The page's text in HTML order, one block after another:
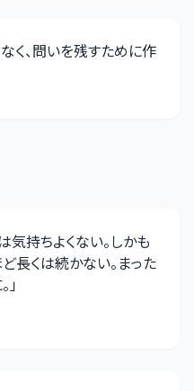
く、問いを残すために作
持ちよくない。しかも
長くは続かない。まった
」